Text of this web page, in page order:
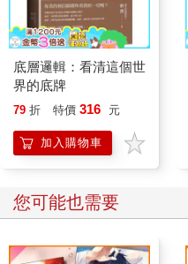
底層邏輯：看清這個世
界的底牌
79 折 特價 316 元
加入購物車
您可能也需要